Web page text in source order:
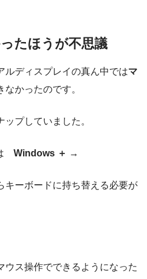
たほうが不思議
ルディスプレイの真ん中ではマ
なかったのです。
プしていました。
Windows ＋ →
キーボードに持ち替える必要が
ウス操作でできるようになった